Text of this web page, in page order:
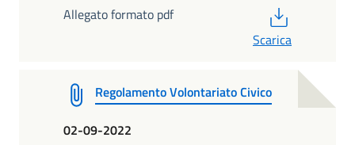
Allegato formato pdf
Scarica
Regolamento Volontariato Civico
02-09-2022